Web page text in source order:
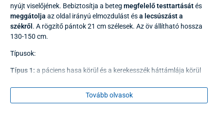
nyújt viselőjének. Bebiztosítja a beteg megfelelő testtartásátés
meggátolja az oldal irányú elmozdulást ésa lecsúszást a
székről. A rögzítő pántok 21 cm szélesek. Az öv állítható hossza
130-150 cm.
Típusok:
Típus 1: a páciens hasa körül és a kerekesszék háttámlája körül
a vállpántokat. (a fotó illusztrációs).
Tovább olvasok